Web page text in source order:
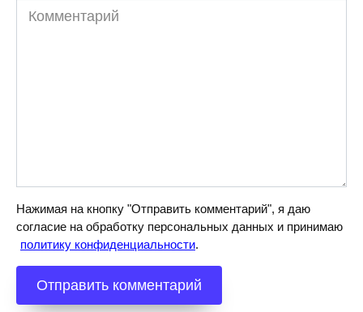
Комментарий
Нажимая на кнопку "Отправить комментарий", я даю
согласие на обработку персональных данных и принимаю
политику конфиденциальности.